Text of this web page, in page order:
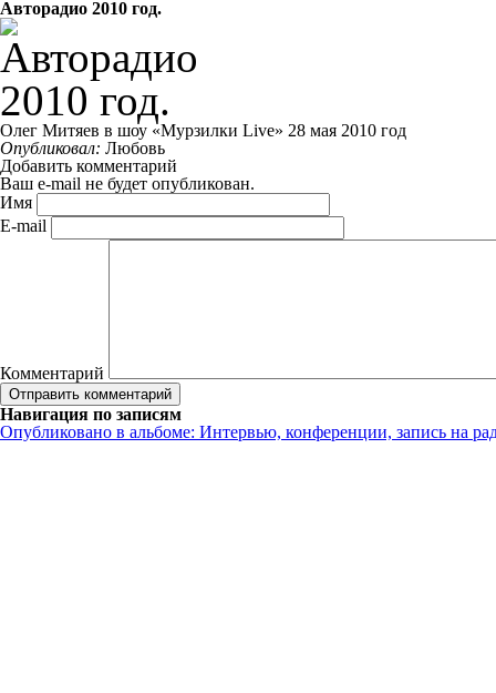
Авторадио 2010 год.
Олег Митяев в шоу «Мурзилки Live» 28 мая 2010 год
Опубликовал: Любовь
Добавить комментарий
Ваш e-mail не будет опубликован.
Имя
E-mail
Комментарий
Навигация по записям
Опубликовано в альбоме: Интервью, конференции, запись на